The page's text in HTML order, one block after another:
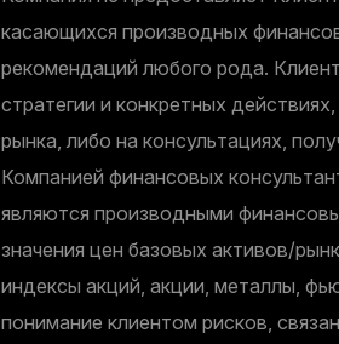
касающихся производных
рекомендаций любого рода.
стратегии и конкретных
рынка, либо на консультациях,
Компанией финансовых
являются производными
значения цен базовых активов/
индексы акций, акции, металлы,
понимание клиентом рисков,